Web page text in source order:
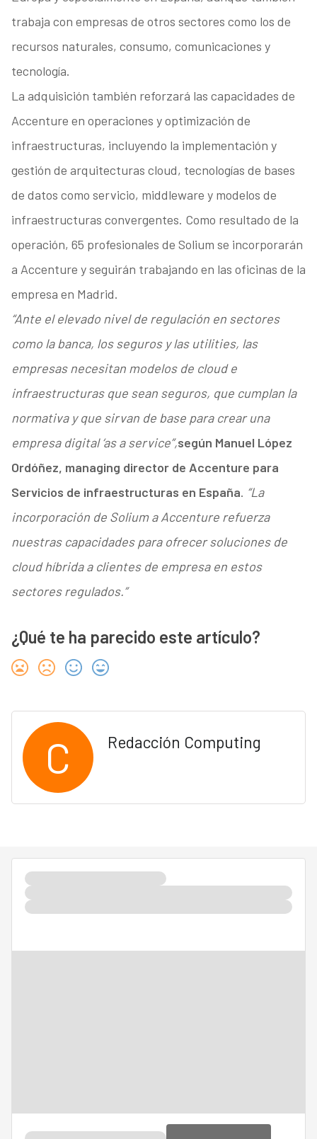
trabaja con empresas de otros sectores como los de
recursos naturales, consumo, comunicaciones y
tecnología.
La adquisición también reforzará las capacidades de
Accenture en operaciones y optimización de
infraestructuras, incluyendo la implementación y
gestión de arquitecturas cloud, tecnologías de bases
de datos como servicio, middleware y modelos de
infraestructuras convergentes. Como resultado de la
operación, 65 profesionales de Solium se incorporarán
a Accenture y seguirán trabajando en las oficinas de la
empresa en Madrid.
“Ante el elevado nivel de regulación en sectores
como la banca, los seguros y las utilities, las
empresas necesitan modelos de cloud e
infraestructuras que sean seguros, que cumplan la
normativa y que sirvan de base para crear una
empresa digital ‘as a service”,según Manuel López
Ordóñez, managing director de Accenture para
Servicios de infraestructuras en España. “La
incorporación de Solium a Accenture refuerza
nuestras capacidades para ofrecer soluciones de
cloud híbrida a clientes de empresa en estos
sectores regulados.”
¿Qué te ha parecido este artículo?
C Redacción Computing